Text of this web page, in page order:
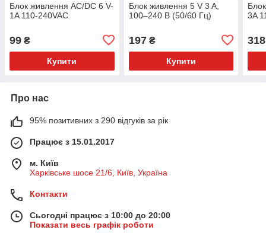
Блок живлення AC/DC 6 V-
1A 110-240VAC
99 ₴
Купити
Блок живлення 5 V 3 A,
100–240 В (50/60 Гц)
197₴
Купити
3A
318
Про нас
95% позитивних з 290 відгуків за рік
Працює з 15.01.2017
м. Київ
Харківське шосе 21/6, Київ, Україна
Контакти
Сьогодні працює з 10:00 до 20:00
Показати весь графік роботи